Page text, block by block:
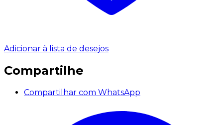
Adicionar à lista de desejos
Compartilhe
Compartilhar com WhatsApp